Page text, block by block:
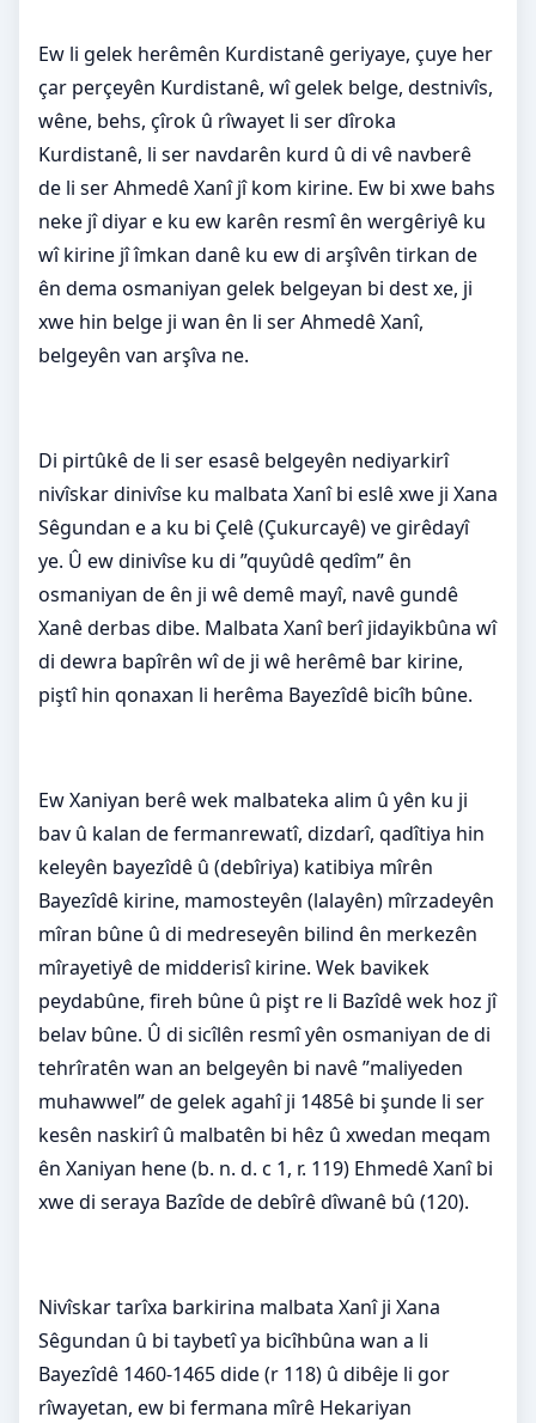
Ew li gelek herêmên Kurdistanê geriyaye, çuye her
çar perçeyên Kurdistanê, wî gelek belge, destnivîs,
wêne, behs, çîrok û rîwayet li ser dîroka
Kurdistanê, li ser navdarên kurd û di vê navberê
de li ser Ahmedê Xanî jî kom kirine. Ew bi xwe bahs
neke jî diyar e ku ew karên resmî ên wergêriyê ku
wî kirine jî îmkan danê ku ew di arşîvên tirkan de
ên dema osmaniyan gelek belgeyan bi dest xe, ji
xwe hin belge ji wan ên li ser Ahmedê Xanî,
belgeyên van arşîva ne.
Di pirtûkê de li ser esasê belgeyên nediyarkirî
nivîskar dinivîse ku malbata Xanî bi eslê xwe ji Xana
Sêgundan e a ku bi Çelê (Çukurcayê) ve girêdayî
ye. Û ew dinivîse ku di ”quyûdê qedîm” ên
osmaniyan de ên ji wê demê mayî, navê gundê
Xanê derbas dibe. Malbata Xanî berî jidayikbûna wî
di dewra bapîrên wî de ji wê herêmê bar kirine,
piştî hin qonaxan li herêma Bayezîdê bicîh bûne.
Ew Xaniyan berê wek malbateka alim û yên ku ji
bav û kalan de fermanrewatî, dizdarî, qadîtiya hin
keleyên bayezîdê û (debîriya) katibiya mîrên
Bayezîdê kirine, mamosteyên (lalayên) mîrzadeyên
mîran bûne û di medreseyên bilind ên merkezên
mîrayetiyê de midderisî kirine. Wek bavikek
peydabûne, fireh bûne û pişt re li Bazîdê wek hoz jî
belav bûne. Û di sicîlên resmî yên osmaniyan de di
tehrîratên wan an belgeyên bi navê ”maliyeden
muhawwel” de gelek agahî ji 1485ê bi şunde li ser
kesên naskirî û malbatên bi hêz û xwedan meqam
ên Xaniyan hene (b. n. d. c 1, r. 119) Ehmedê Xanî bi
xwe di seraya Bazîde de debîrê dîwanê bû (120).
Nivîskar tarîxa barkirina malbata Xanî ji Xana
Sêgundan û bi taybetî ya bicîhbûna wan a li
Bayezîdê 1460-1465 dide (r 118) û dibêje li gor
rîwayetan, ew bi fermana mîrê Hekariyan